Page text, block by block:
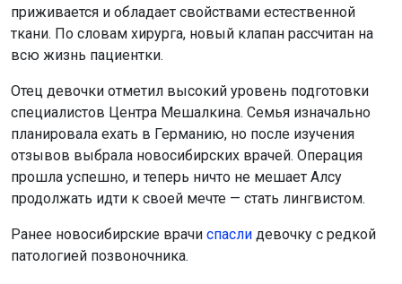
приживается и обладает свойствами естественной
ткани. По словам хирурга, новый клапан рассчитан на
всю жизнь пациентки.
Отец девочки отметил высокий уровень подготовки
специалистов Центра Мешалкина. Семья изначально
планировала ехать в Германию, но после изучения
отзывов выбрала новосибирских врачей. Операция
прошла успешно, и теперь ничто не мешает Алсу
продолжать идти к своей мечте — стать лингвистом.
Ранее новосибирские врачи спасли девочку с редкой
патологией позвоночника.